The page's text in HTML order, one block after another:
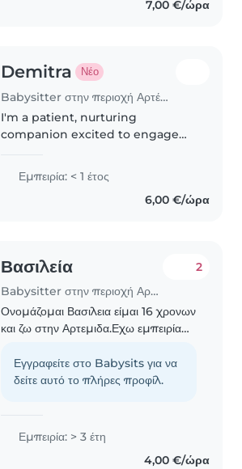
7,00 €/ώρα
Demitra Νέο
Babysitter στην περιοχή Αρτέμιδα
I'm a patient, nurturing
companion excited to engage
thrive on creative activities,
Εμπειρία: < 1 έτος
6,00 €/ώρα
Βασιλεία
Babysitter στην περιοχή Αρτέμιδα
2
Ονομάζομαι Βασιλεια είμαι 16 χρονων
και ζω στην Αρτεμιδα.Εχω εμπειρία
6χρονη αδελφή μου από τότε που
ήταν νεογέννητο για περισσοτερο από
Εγγραφείτε στο Babysits για να
δείτε αυτό το πλήρες προφίλ.
Εμπειρία: > 3 έτη
4,00 €/ώρα